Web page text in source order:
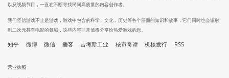
以及视频节目，一直在不断寻找民间高质量的内容创作者。
我们坚信游戏不止是游戏，游戏中包含的科学，文化，历史等各个层面的知识和故事，它们同时也会辐射
到二次元甚至电影的领域，这些内容非常值得分享给热爱游戏的您。
知乎 微博 微信 播客 吉考斯工业 核市奇谭 机核发行 RSS
营业执照